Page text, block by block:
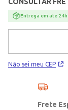
Entrega em ate
Não sei meu CEP
Frete